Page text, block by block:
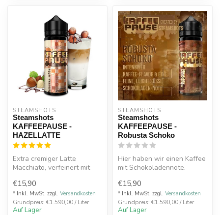
STEAMSHOTS
Steamshots
KAFFEEPAUSE -
HAZELLATTE
Extra cremiger Latte
Macchiato, verfeinert mit
Haselnuss-Sirup
€15,90
* Inkl. MwSt. zzgl. Versandkosten
Grundpreis: €1.590,00 / Liter
Auf Lager
STEAMSHOTS
Steamshots
KAFFEEPAUSE -
Robusta Schoko
Hier haben wir einen Kaffee
mit Schokoladennote.
verfeinert m...
€15,90
* Inkl. MwSt. zzgl. Versandkosten
Grundpreis: €1.590,00 / Liter
Auf Lager